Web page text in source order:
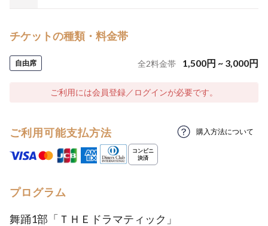
チケットの種類・料金帯
自由席 全2料金帯 1,500円 ~ 3,000円
ご利用には会員登録／ログインが必要です。
ご利用可能支払方法 購入方法について
プログラム
舞踊1部「ＴＨＥドラマティック」